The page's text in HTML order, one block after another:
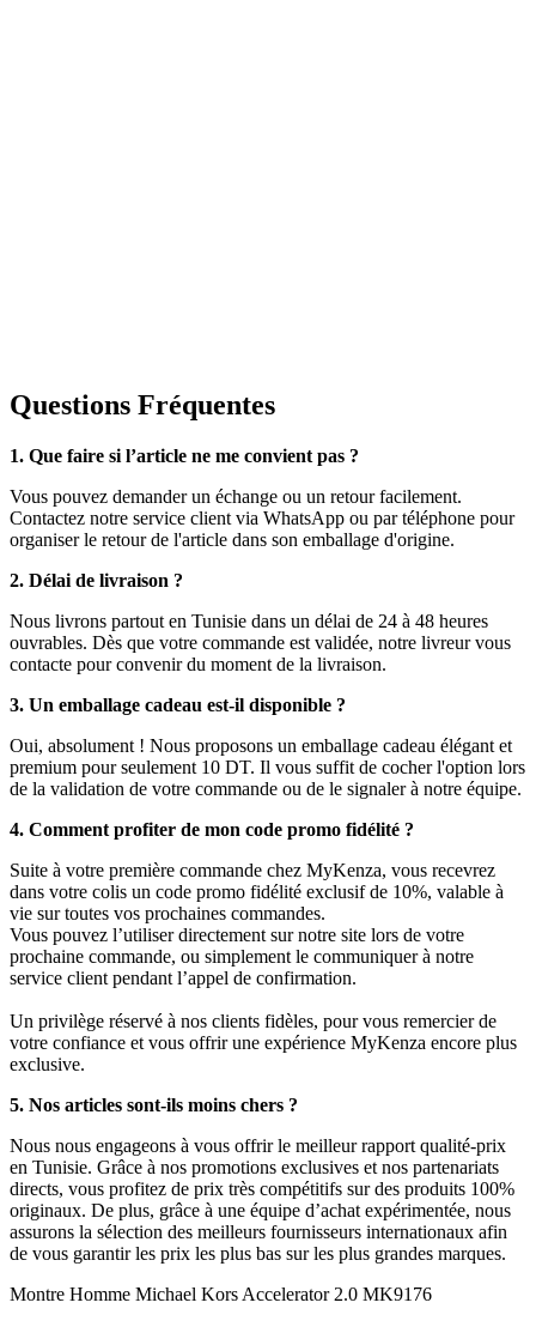
Questions Fréquentes
1. Que faire si l’article ne me convient pas ?
Vous pouvez demander un échange ou un retour facilement.
Contactez notre service client via WhatsApp ou par téléphone pour
organiser le retour de l'article dans son emballage d'origine.
2. Délai de livraison ?
Nous livrons partout en Tunisie dans un délai de 24 à 48 heures
ouvrables. Dès que votre commande est validée, notre livreur vous
contacte pour convenir du moment de la livraison.
3. Un emballage cadeau est-il disponible ?
Oui, absolument ! Nous proposons un emballage cadeau élégant et
premium pour seulement 10 DT. Il vous suffit de cocher l'option lors
de la validation de votre commande ou de le signaler à notre équipe.
4. Comment profiter de mon code promo fidélité ?
Suite à votre première commande chez MyKenza, vous recevrez
dans votre colis un code promo fidélité exclusif de 10%, valable à
vie sur toutes vos prochaines commandes.
Vous pouvez l’utiliser directement sur notre site lors de votre
prochaine commande, ou simplement le communiquer à notre
service client pendant l’appel de confirmation.
Un privilège réservé à nos clients fidèles, pour vous remercier de
votre confiance et vous offrir une expérience MyKenza encore plus
exclusive.
5. Nos articles sont-ils moins chers ?
Nous nous engageons à vous offrir le meilleur rapport qualité-prix
en Tunisie. Grâce à nos promotions exclusives et nos partenariats
directs, vous profitez de prix très compétitifs sur des produits 100%
originaux. De plus, grâce à une équipe d’achat expérimentée, nous
assurons la sélection des meilleurs fournisseurs internationaux afin
de vous garantir les prix les plus bas sur les plus grandes marques.
Montre Homme Michael Kors Accelerator 2.0 MK9176